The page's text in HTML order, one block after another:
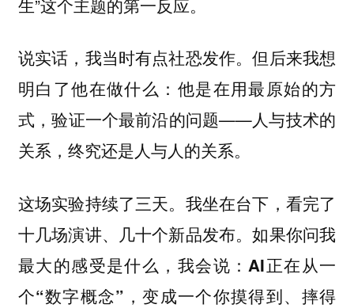
说实话，我当时有点社恐发作。但后来我想
明白了他在做什么：他是在用最原始的方
式，验证一个最前沿的问题——人与技术的
关系，终究还是人与人的关系。
这场实验持续了三天。我坐在台下，看完了
十几场演讲、几十个新品发布。如果你问我
最大的感受是什么，我会说： AI正在从一
个“数字概念”，变成一个你摸得到、摔得